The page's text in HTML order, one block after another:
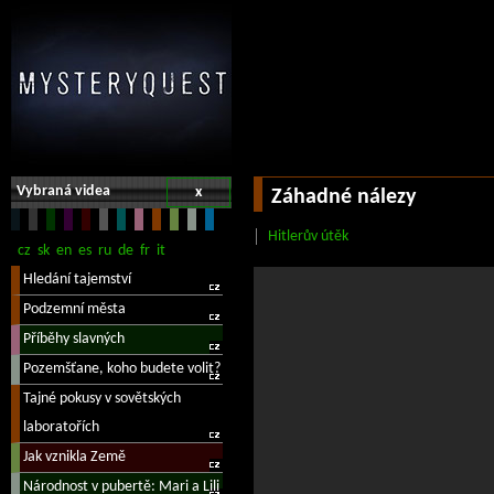
x
Vybraná videa Záhadné nálezy
Hitlerův útěk